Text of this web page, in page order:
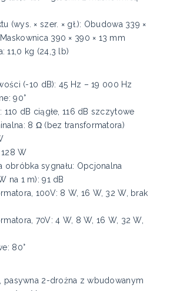
(wys. × szer. × gł.): Obudowa 339 ×
390 × 390 × 13 mm
11,0 kg (24,3 lb)
(-10 dB): 45 Hz – 19 000 Hz
90°
110 dB ciągłe, 116 dB szczytowe
8 Ω (bez transformatora)
W
obróbka sygnału: Opcjonalna
na 1 m): 91 dB
100V: 8 W, 16 W, 32 W, brak
70V: 4 W, 8 W, 16 W, 32 W,
80°
pasywna 2-drożna z wbudowanym